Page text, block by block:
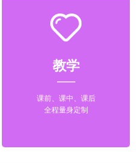
教学
课前、课中、课后
全程量身定制